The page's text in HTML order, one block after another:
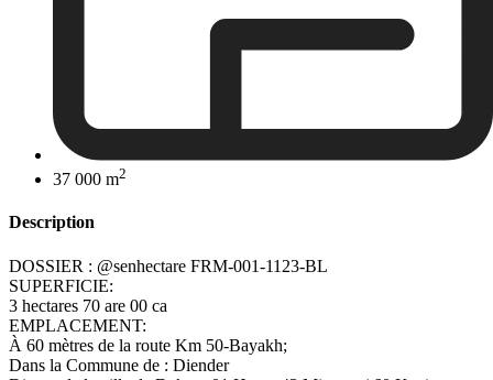
37 000 m2
Description
DOSSIER : @senhectare FRM-001-1123-BL
SUPERFICIE:
3 hectares 70 are 00 ca
EMPLACEMENT:
À 60 mètres de la route Km 50-Bayakh;
Dans la Commune de : Diender